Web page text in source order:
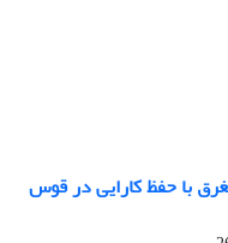
با حفظ کارایی در قوس